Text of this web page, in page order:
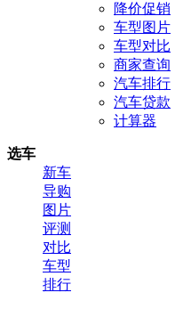
降价促销
车型图片
车型对比
商家查询
汽车排行
汽车贷款
计算器
选车
新车
导购
图片
评测
对比
车型
排行